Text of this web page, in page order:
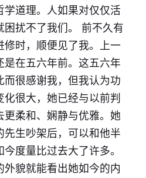
道理。人如果对仅仅活
扰不了我们。 前不久有
时，顺便见了我。上一
是在五六年前。这五六年
很感谢我，但我认为功
很大，她已经与以前判
柔和、娴静与优雅。她
先生吵架后，可以和他半
度量比过去大了许多。
貌就能看出她如今的内